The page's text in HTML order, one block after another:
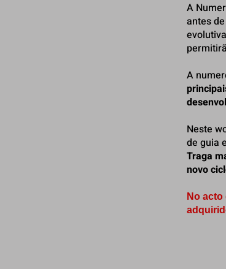
A
antes
A
Neste
de guia
Traga
novo
No